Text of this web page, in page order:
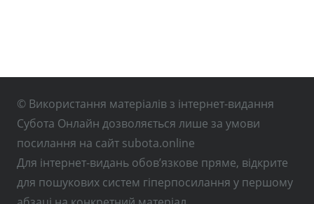
© Використання матеріалів з інтернет-видання
Субота Онлайн дозволяється лише за умови
посилання на сайт subota.online
Для інтернет-видань обов’язкове пряме, відкрите
для пошукових систем гіперпосилання у першому